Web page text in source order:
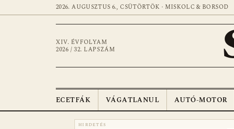
2026. AUGUSZTUS 6., CSÜTÖRTÖK · MISKOLC & BORSOD
XIV. ÉVFOLYAM
2026 / 32. LAPSZÁM
ECETFÁK VÁGATLANUL AUTÓ-MOTOR
HIRDETÉS